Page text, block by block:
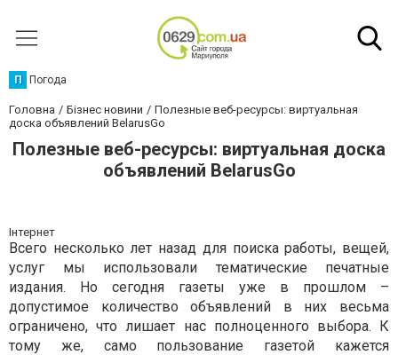
П Погода
Головна Бізнес новини
Полезные веб-ресурсы: виртуальная
доска объявлений BelarusGo
Полезные веб-ресурсы: виртуальная доска
объявлений BelarusGo
Інтернет
Всего несколько лет назад для поиска работы, вещей,
услуг мы использовали тематические печатные
издания. Но сегодня газеты уже в прошлом –
допустимое количество объявлений в них весьма
ограничено, что лишает нас полноценного выбора. К
тому же, само пользование газетой кажется